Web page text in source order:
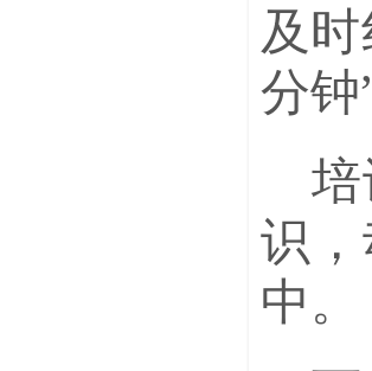
及
分钟
识
中。